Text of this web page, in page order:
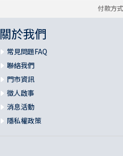
付款方
關於我們
常見問題FAQ
聯絡我們
門市資訊
徵人啟事
消息活動
隱私權政策